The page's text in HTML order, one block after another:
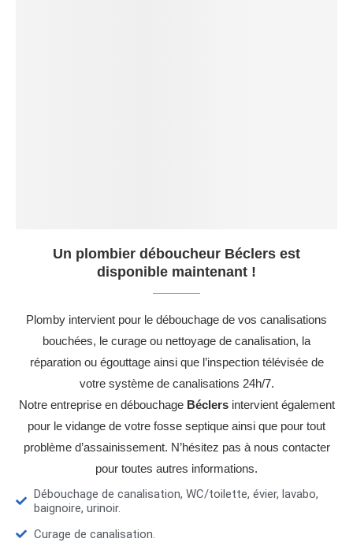
Un plombier déboucheur Béclers est
disponible maintenant !
Plomby intervient pour le débouchage de vos canalisations
bouchées, le curage ou nettoyage de canalisation, la
réparation ou égouttage ainsi que l’inspection télévisée de
votre système de canalisations 24h/7.
Notre entreprise en débouchage Béclersintervient également
pour le vidange de votre fosse septique ainsi que pour tout
problème d’assainissement. N’hésitez pas à nous contacter
pour toutes autres informations.
Débouchage de canalisation, WC/toilette, évier, lavabo,
baignoire, urinoir.
Curage de canalisation.